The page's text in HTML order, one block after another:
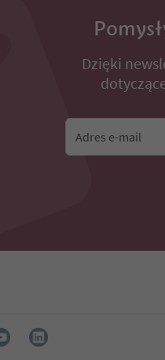
Dzięki
Adres e-mail